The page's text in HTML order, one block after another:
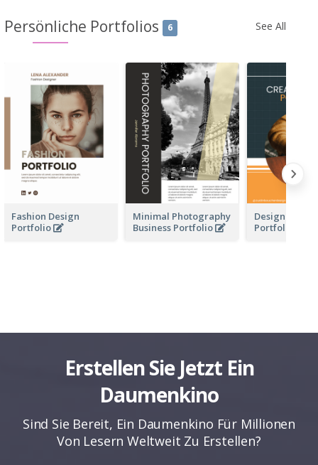
Persönliche Portfolios 6 See All
Fashion Design
Portfolio
Minimal Photography
Business Portfolio
Design
Portfolio
Erstellen Sie Jetzt Ein
Daumenkino
Sind Sie Bereit, Ein Daumenkino Für Millionen
Von Lesern Weltweit Zu Erstellen?